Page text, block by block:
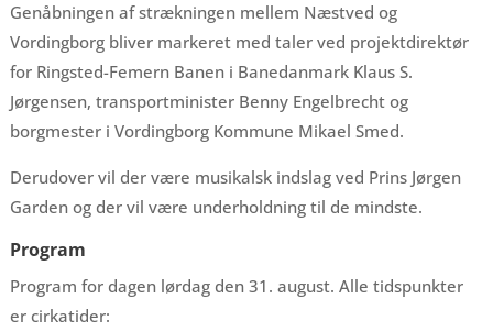
Genåbningen af strækningen mellem Næstved og
Vordingborg bliver markeret med taler ved projektdirektør
for Ringsted-Femern Banen i Banedanmark Klaus S.
Jørgensen, transportminister Benny Engelbrecht og
borgmester i Vordingborg Kommune Mikael Smed.
Derudover vil der være musikalsk indslag ved Prins Jørgen
Garden og der vil være underholdning til de mindste.
Program
Program for dagen lørdag den 31. august. Alle tidspunkter
er cirkatider: